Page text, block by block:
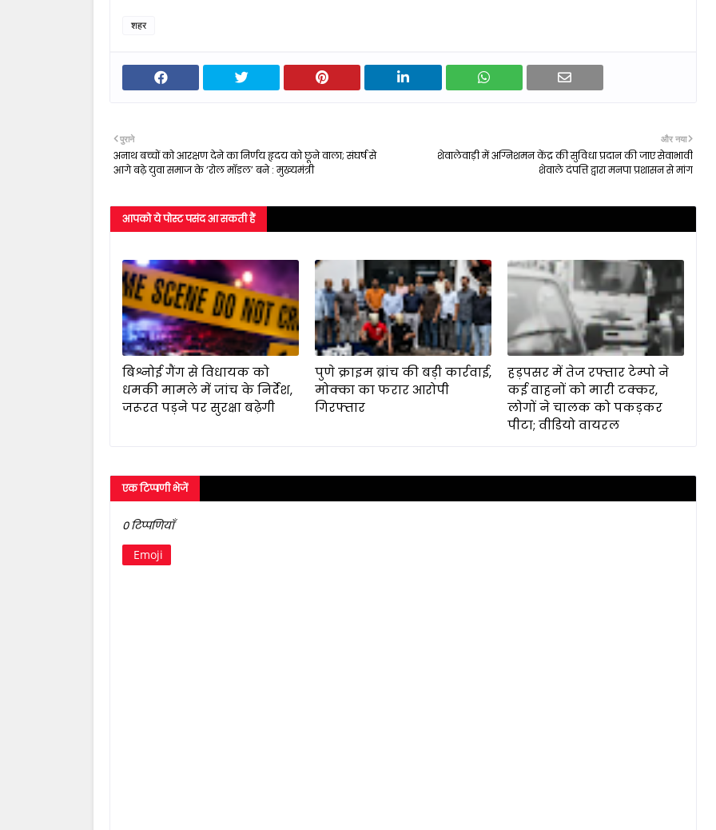
शहर
और नया
शेवालेवाड़ी में अग्निशमन केंद्र की सुविधा प्रदान की जाए सेवाभावी
शेवाले दंपत्ति द्वारा मनपा प्रशासन से मांग
पुराने
अनाथ बच्चों को आरक्षण देने का निर्णय हृदय को छूने वाला; संघर्ष से
आगे बढ़े युवा समाज के ‘रोल मॉडल’ बने : मुख्यमंत्री
आपको ये पोस्ट पसंद आ सकती हैं
बिश्नोई गैंग से विधायक को
धमकी मामले में जांच के निर्देश,
जरूरत पड़ने पर सुरक्षा बढ़ेगी
पुणे क्राइम ब्रांच की बड़ी कार्रवाई,
मोक्का का फरार आरोपी
गिरफ्तार
हड़पसर में तेज रफ्तार टेम्पो ने
कई वाहनों को मारी टक्कर,
लोगों ने चालक को पकड़कर
पीटा; वीडियो वायरल
एक टिप्पणी भेजें
0 टिप्पणियाँ
Emoji